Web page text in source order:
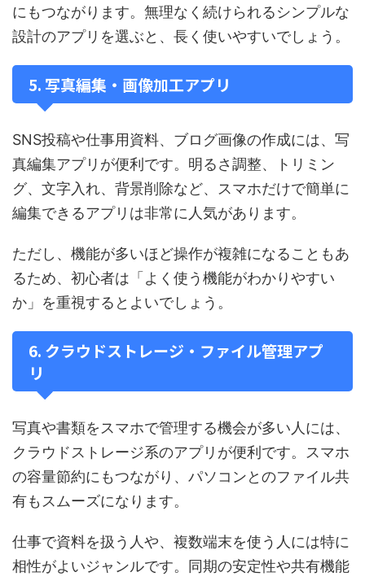
にもつながります。無理なく続けられるシンプルな
設計のアプリを選ぶと、長く使いやすいでしょう。
5. 写真編集・画像加工アプリ
SNS投稿や仕事用資料、ブログ画像の作成には、写
真編集アプリが便利です。明るさ調整、トリミン
グ、文字入れ、背景削除など、スマホだけで簡単に
編集できるアプリは非常に人気があります。
ただし、機能が多いほど操作が複雑になることもあ
るため、初心者は「よく使う機能がわかりやすい
か」を重視するとよいでしょう。
6. クラウドストレージ・ファイル管理アプ
リ
写真や書類をスマホで管理する機会が多い人には、
クラウドストレージ系のアプリが便利です。スマホ
の容量節約にもつながり、パソコンとのファイル共
有もスムーズになります。
仕事で資料を扱う人や、複数端末を使う人には特に
相性がよいジャンルです。同期の安定性や共有機能